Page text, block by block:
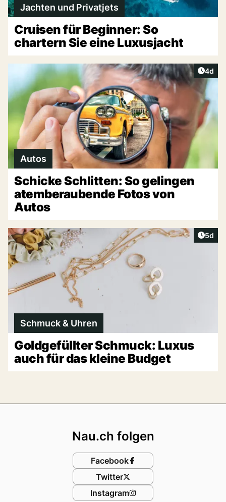
Jachten und Privatjets
Cruisen für Beginner: So
chartern Sie eine Luxusjacht
4d
Autos
Schicke Schlitten: So gelingen
atemberaubende Fotos von
Autos
5d
Schmuck & Uhren
Goldgefüllter Schmuck: Luxus
auch für das kleine Budget
Nau.ch folgen
Facebook
Twitter
Instagram